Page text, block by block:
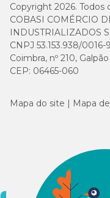
Copyright 2026. Todos
COBASI COMÉRCIO
INDUSTRIALIZADOS
CNPJ 53.153.938/
Coimbra, nº 210,
CEP: 06465-060
Mapa do site Mapa